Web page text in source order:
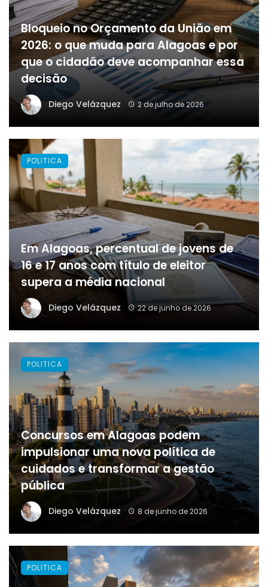
Bloqueio no Orçamento da União em
2026: o que muda para Alagoas e por
que o cidadão deve acompanhar essa
decisão
Diego Velázquez 2 de julho de 2026
Em Alagoas, percentual de jovens de
16 e 17 anos com título de eleitor
supera a média nacional
Diego Velázquez 22 de junho de 2026
POLITICA
Concursos em Alagoas podem
impulsionar uma nova política de
cuidados e transformar a gestão
pública
Diego Velázquez 8 de junho de 2026
POLITICA
POLITICA